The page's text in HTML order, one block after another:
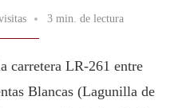
3 min. de lectura
carretera LR-261 entre
Blancas (Lagunilla de